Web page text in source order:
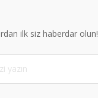
ilk siz haberdar olun!